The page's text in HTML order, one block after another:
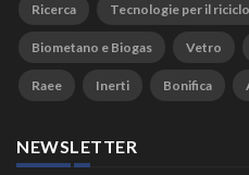
Ricerca Tecnologie per il riciclo
Biometano e Biogas Vetro
Raee Inerti Bonifica
NEWSLETTER